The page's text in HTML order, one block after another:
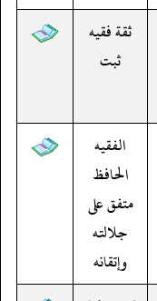
ثقة فقيه
ثبت
الفقيه
الحافظ
متفق على
جلالته
وإتقانه